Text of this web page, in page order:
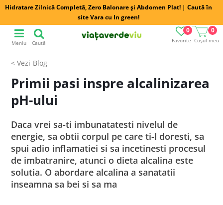
Hidratare Zilnică Completă, Zero Balonare și Abdomen Plat! | Caută în
site Vara cu In green!
Favorite
0
Coșul meu
0
Meniu Caută
Blog
Primii pasi inspre alcalinizarea
pH-ului
Daca vrei sa-ti imbunatatesti nivelul de
energie, sa obtii corpul pe care ti-l doresti, sa
spui adio inflamatiei si sa incetinesti procesul
de imbatranire, atunci o dieta alcalina este
solutia. O abordare alcalina a sanatatii
inseamna sa bei si sa ma